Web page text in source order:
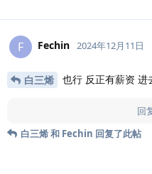
F Fechin 2024年12月11日
白三烯 也行 反正有薪资 进
回
白三烯和 Fechin 回复了此帖